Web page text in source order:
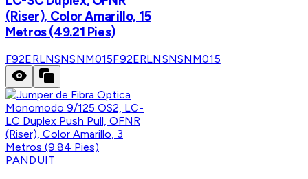
(Riser), Color Amarillo, 15
Metros (49.21 Pies)
F92ERLNSNSNM015F92ERLNSNSNM015
PANDUIT